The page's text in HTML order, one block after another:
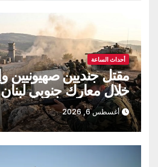
أحداث الساعة
خلال معارك جنوبي لبنان
أغسطس 6, 2026